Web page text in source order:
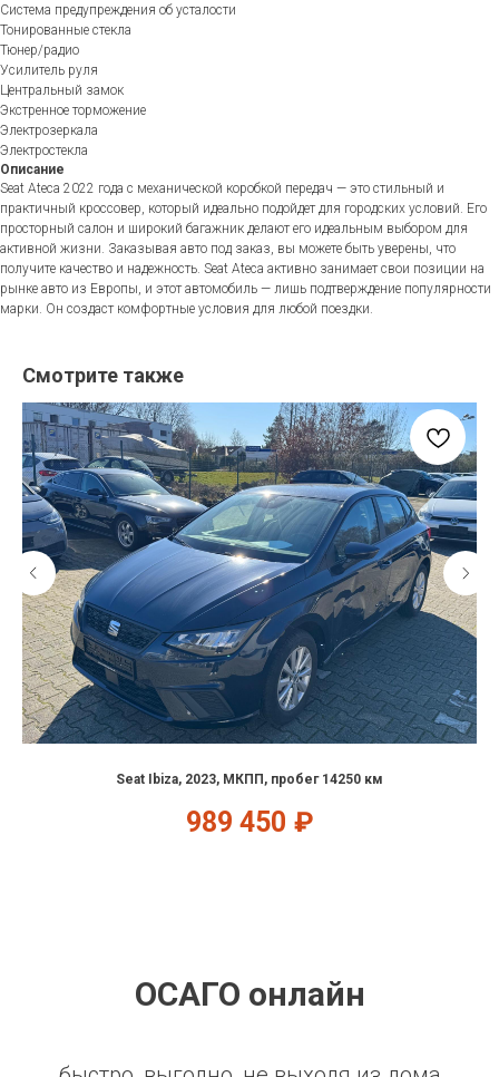
Система предупреждения об усталости
Тонированные стекла
Тюнер/радио
Усилитель руля
Центральный замок
Экстренное торможение
Электрозеркала
Электростекла
Описание
Seat Ateca 2022 года с механической коробкой передач — это стильный и
практичный кроссовер, который идеально подойдет для городских условий. Его
просторный салон и широкий багажник делают его идеальным выбором для
активной жизни. Заказывая авто под заказ, вы можете быть уверены, что
получите качество и надежность. Seat Ateca активно занимает свои позиции на
рынке авто из Европы, и этот автомобиль — лишь подтверждение популярности
марки. Он создаст комфортные условия для любой поездки.
Смотрите также
Seat Ibiza, 2023, МКПП, пробег 14250 км
989 450 ₽
ОСАГО онлайн